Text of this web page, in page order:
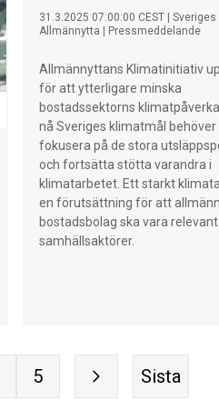
31.3.2025 07:00:00 CEST
Sveriges
Allmännytta
Pressmeddelande
Allmännyttans Klimatinitiativ
för att ytterligare minska
bostadssektorns
nå Sveriges klimatmål behöver
fokusera på de stora
och fortsätta stötta varandra i
klimatarbetet. Ett starkt
en förutsättning för att
bostadsbolag ska vara
samhällsaktörer.
5 Sista